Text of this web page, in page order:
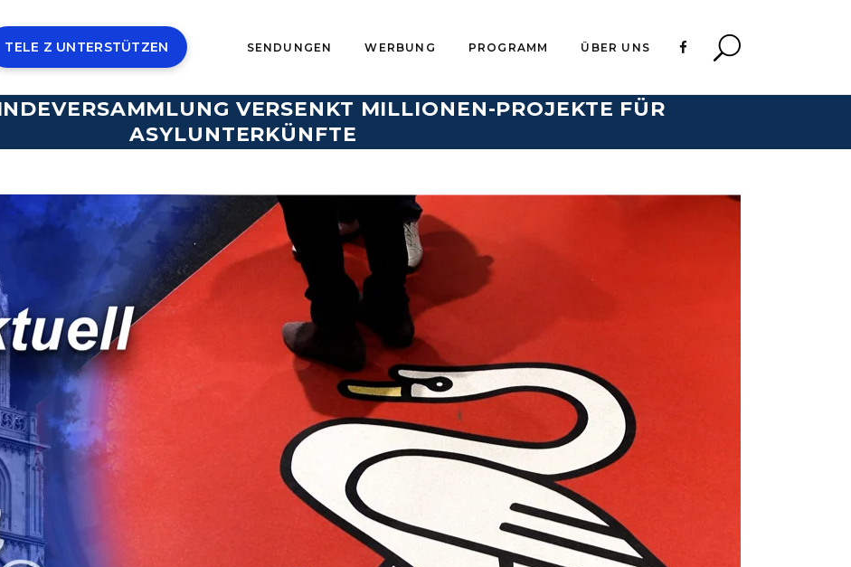
TELE Z UNTERSTÜTZEN SENDUNGEN WERBUNG PROGRAMM ÜBER UNS
VERSENKT MILLIONEN-PROJEKTE FÜR
ASYLUNTERKÜNFTE